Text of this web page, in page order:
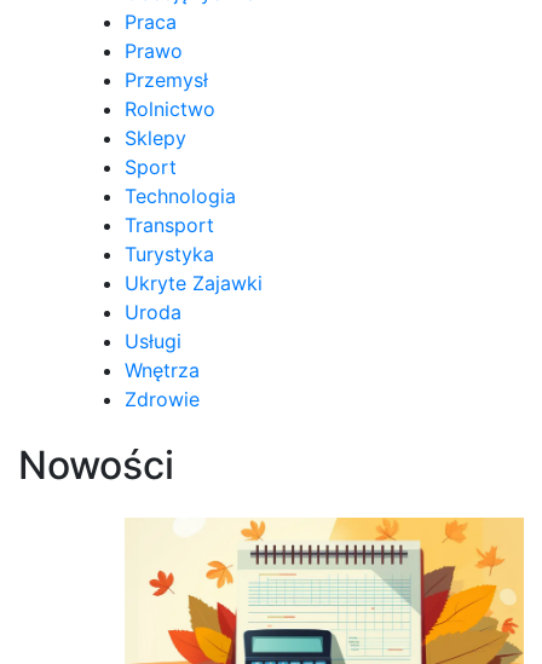
Praca
Prawo
Przemysł
Rolnictwo
Sklepy
Sport
Technologia
Transport
Turystyka
Ukryte Zajawki
Uroda
Usługi
Wnętrza
Zdrowie
Nowości